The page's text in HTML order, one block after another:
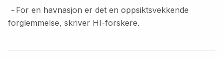
– For en havnasjon er det en oppsiktsvekkende
forglemmelse, skriver HI-forskere.